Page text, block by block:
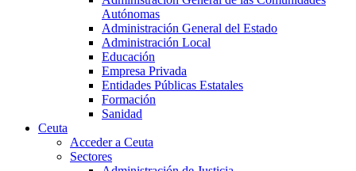
Autónomas
Administración General del Estado
Administración Local
Educación
Empresa Privada
Entidades Públicas Estatales
Formación
Sanidad
Ceuta
Acceder a Ceuta
Sectores